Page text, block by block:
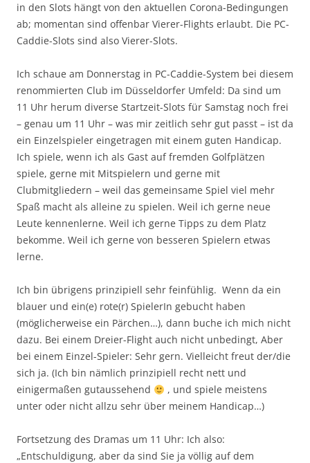
in den Slots hängt von den aktuellen Corona-Bedingungen
ab; momentan sind offenbar Vierer-Flights erlaubt. Die PC-
Caddie-Slots sind also Vierer-Slots.
Ich schaue am Donnerstag in PC-Caddie-System bei diesem
renommierten Club im Düsseldorfer Umfeld: Da sind um
11 Uhr herum diverse Startzeit-Slots für Samstag noch frei
– genau um 11 Uhr – was mir zeitlich sehr gut passt – ist da
ein Einzelspieler eingetragen mit einem guten Handicap.
Ich spiele, wenn ich als Gast auf fremden Golfplätzen
spiele, gerne mit Mitspielern und gerne mit
Clubmitgliedern – weil das gemeinsame Spiel viel mehr
Spaß macht als alleine zu spielen. Weil ich gerne neue
Leute kennenlerne. Weil ich gerne Tipps zu dem Platz
bekomme. Weil ich gerne von besseren Spielern etwas
lerne.
Ich bin übrigens prinzipiell sehr feinfühlig. Wenn da ein
blauer und ein(e) rote(r) SpielerIn gebucht haben
(möglicherweise ein Pärchen…), dann buche ich mich nicht
dazu. Bei einem Dreier-Flight auch nicht unbedingt, Aber
bei einem Einzel-Spieler: Sehr gern. Vielleicht freut der/die
sich ja. (Ich bin nämlich prinzipiell recht nett und
einigermaßen gutaussehend
, und spiele meistens
unter oder nicht allzu sehr über meinem Handicap…)
Fortsetzung des Dramas um 11 Uhr: Ich also:
„Entschuldigung, aber da sind Sie ja völlig auf dem